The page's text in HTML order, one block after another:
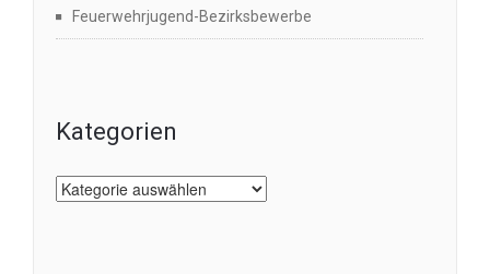
Feuerwehrjugend-Bezirksbewerbe
Kategorien
Kategorien